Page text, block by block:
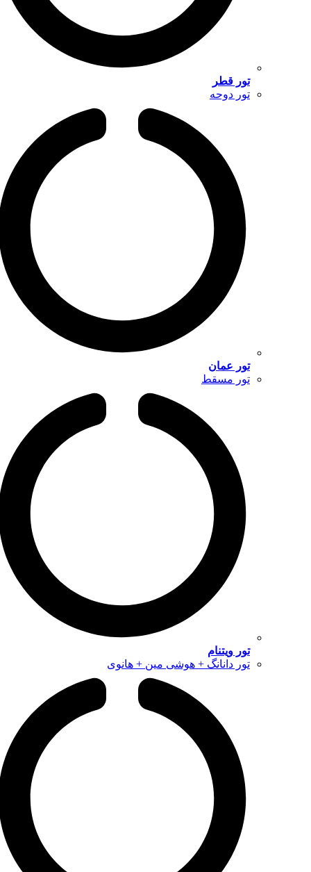
تور قطر
تور دوحه
تور عمان
تور مسقط
تور ویتنام
تور دانانگ + هوشی مین + هانوی